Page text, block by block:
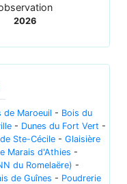
2026
de Maroeuil - Bois du
- Dunes du Fort Vert -
Ste-Cécile - Glaisière
Marais d'Athies -
du Romelaëre) -
de Guînes - Poudrerie